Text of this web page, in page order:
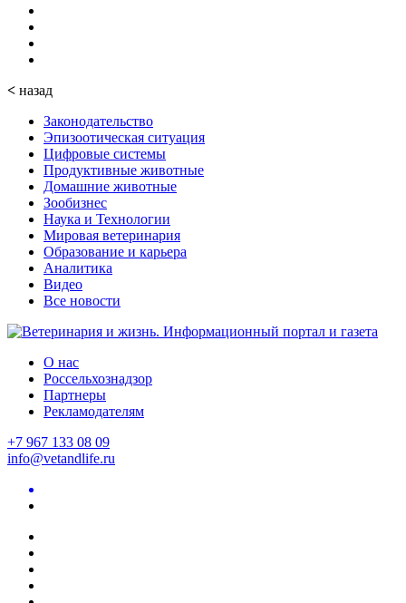
< назад
Законодательство
Эпизоотическая ситуация
Цифровые системы
Продуктивные животные
Домашние животные
Зообизнес
Наука и Технологии
Мировая ветеринария
Образование и карьера
Аналитика
Видео
Все новости
О нас
Россельхознадзор
Партнеры
Рекламодателям
+7 967 133 08 09
info@vetandlife.ru